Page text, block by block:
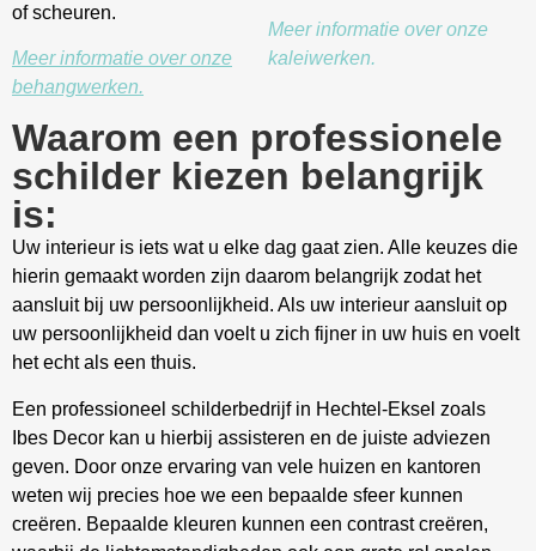
of scheuren.
Meer informatie over onze
behangwerken.
Meer informatie over onze
kaleiwerken.
Waarom een professionele
schilder kiezen belangrijk
is:
Uw interieur is iets wat u elke dag gaat zien. Alle keuzes die
hierin gemaakt worden zijn daarom belangrijk zodat het
aansluit bij uw persoonlijkheid. Als uw interieur aansluit op
uw persoonlijkheid dan voelt u zich fijner in uw huis en voelt
het echt als een thuis.
Een professioneel schilderbedrijf in Hechtel-Eksel zoals
Ibes Decor kan u hierbij assisteren en de juiste adviezen
geven. Door onze ervaring van vele huizen en kantoren
weten wij precies hoe we een bepaalde sfeer kunnen
creëren. Bepaalde kleuren kunnen een contrast creëren,